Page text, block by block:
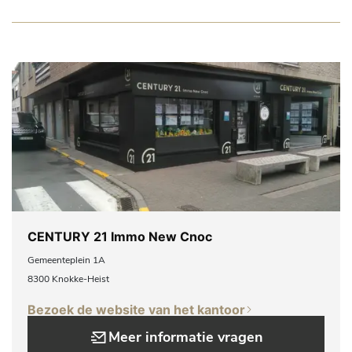
CENTURY 21 Immo New Cnoc
Gemeenteplein 1A
8300 Knokke-Heist
Bezoek de website van het kantoor
Meer informatie vragen